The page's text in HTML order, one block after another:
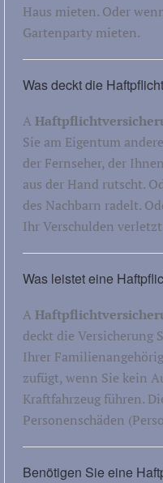
Haus mieten. Oder
Gartenparty mieten.
Was deckt die
A
Sie am Eigentum
der Fernseher, der
aus der Hand rutscht.
des Nachbarn radelt.
Ihr Verschulden
Was leistet eine
A
deckt die Versicherung
Ihrer
zufügt, wenn Sie kein
Kraftfahrzeug führen.
Personenschäden
Benötigen Sie eine